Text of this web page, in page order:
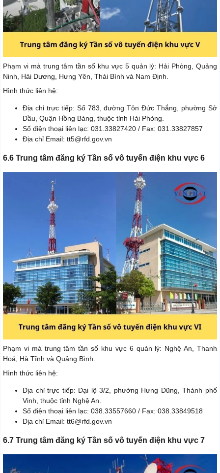
Phạm vi mà trung tâm tần số khu vực 5 quản lý: Hải Phòng, Quảng
Ninh, Hải Dương, Hưng Yên, Thái Bình và Nam Định.
Hình thức liên hệ:
Địa chỉ trực tiếp: Số 783, đường Tôn Đức Thắng, phường Sở
Dầu, Quận Hồng Bàng, thuộc tỉnh Hải Phòng.
Số điện thoại liên lạc: 031.33827420 / Fax: 031.33827857
Địa chỉ Email: tt5@rfd.gov.vn
6.6 Trung tâm đăng ký Tần số vô tuyến điện khu vực 6
Phạm vi mà trung tâm tần số khu vực 6 quản lý: Nghệ An, Thanh
Hoá, Hà Tĩnh và Quảng Bình.
Hình thức liên hệ:
Địa chỉ trực tiếp: Đại lộ 3/2, phường Hưng Dũng, Thành phố
Vinh, thuộc tỉnh Nghệ An.
Số điện thoại liên lạc: 038.33557660 / Fax: 038.33849518
Địa chỉ Email: tt6@rfd.gov.vn
6.7 Trung tâm đăng ký Tần số vô tuyến điện khu vực 7